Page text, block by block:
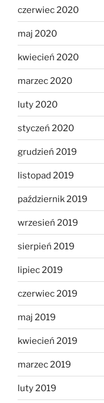
czerwiec 2020
maj 2020
kwiecień 2020
marzec 2020
luty 2020
styczeń 2020
grudzień 2019
listopad 2019
październik 2019
wrzesień 2019
sierpień 2019
lipiec 2019
czerwiec 2019
maj 2019
kwiecień 2019
marzec 2019
luty 2019